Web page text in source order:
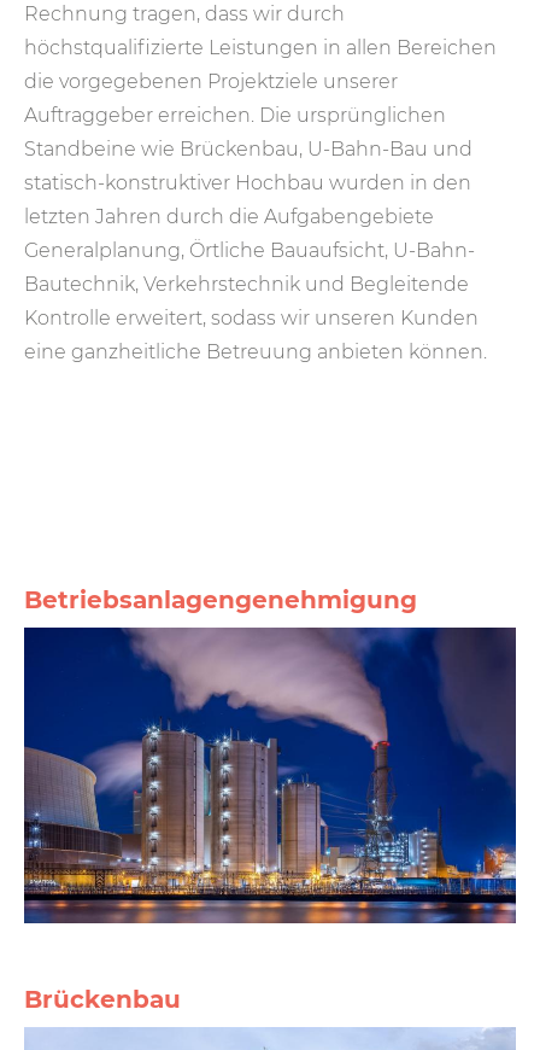
Rechnung tragen, dass wir durch
höchstqualifizierte Leistungen in allen Bereichen
die vorgegebenen Projektziele unserer
Auftraggeber erreichen. Die ursprünglichen
Standbeine wie Brückenbau, U-Bahn-Bau und
statisch-konstruktiver Hochbau wurden in den
letzten Jahren durch die Aufgabengebiete
Generalplanung, Örtliche Bauaufsicht, U-Bahn-
Bautechnik, Verkehrstechnik und Begleitende
Kontrolle erweitert, sodass wir unseren Kunden
eine ganzheitliche Betreuung anbieten können.
Betriebsanlagengenehmigung
Brückenbau